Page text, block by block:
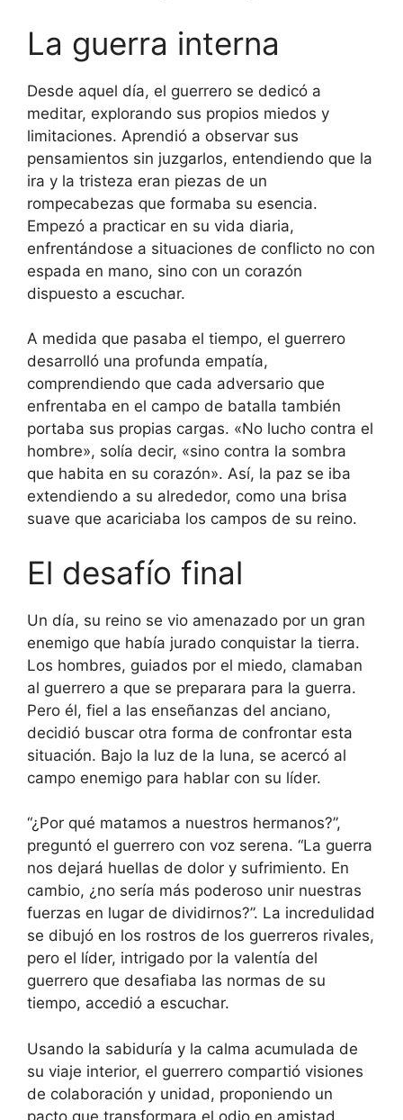
La guerra interna
Desde aquel día, el guerrero se dedicó a
meditar, explorando sus propios miedos y
limitaciones. Aprendió a observar sus
pensamientos sin juzgarlos, entendiendo que la
ira y la tristeza eran piezas de un
rompecabezas que formaba su esencia.
Empezó a practicar en su vida diaria,
enfrentándose a situaciones de conflicto no con
espada en mano, sino con un corazón
dispuesto a escuchar.
A medida que pasaba el tiempo, el guerrero
desarrolló una profunda empatía,
comprendiendo que cada adversario que
enfrentaba en el campo de batalla también
portaba sus propias cargas. «No lucho contra el
hombre», solía decir, «sino contra la sombra
que habita en su corazón». Así, la paz se iba
extendiendo a su alrededor, como una brisa
suave que acariciaba los campos de su reino.
El desafío final
Un día, su reino se vio amenazado por un gran
enemigo que había jurado conquistar la tierra.
Los hombres, guiados por el miedo, clamaban
al guerrero a que se preparara para la guerra.
Pero él, fiel a las enseñanzas del anciano,
decidió buscar otra forma de confrontar esta
situación. Bajo la luz de la luna, se acercó al
campo enemigo para hablar con su líder.
“¿Por qué matamos a nuestros hermanos?”,
preguntó el guerrero con voz serena. “La guerra
nos dejará huellas de dolor y sufrimiento. En
cambio, ¿no sería más poderoso unir nuestras
fuerzas en lugar de dividirnos?”. La incredulidad
se dibujó en los rostros de los guerreros rivales,
pero el líder, intrigado por la valentía del
guerrero que desafiaba las normas de su
tiempo, accedió a escuchar.
Usando la sabiduría y la calma acumulada de
su viaje interior, el guerrero compartió visiones
de colaboración y unidad, proponiendo un
pacto que transformara el odio en amistad.